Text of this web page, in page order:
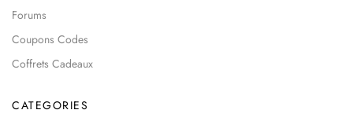
Forums
Coupons Codes
Coffrets Cadeaux
CATEGORIES